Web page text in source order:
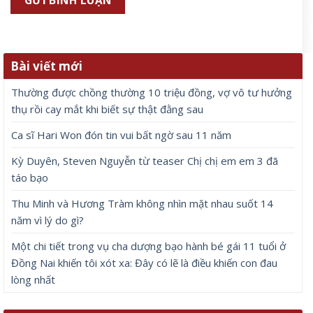
Bài viết mới
Thường được chồng thường 10 triệu đồng, vợ vô tư hưởng
thụ rồi cay mắt khi biết sự thật đằng sau
Ca sĩ Hari Won đón tin vui bất ngờ sau 11 năm
Kỳ Duyên, Steven Nguyễn từ teaser Chị chị em em 3 đã
táo bạo
Thu Minh và Hương Tràm không nhìn mặt nhau suốt 14
năm vì lý do gì?
Một chi tiết trong vụ cha dượng bạo hành bé gái 11 tuổi ở
Đồng Nai khiến tôi xót xa: Đây có lẽ là điều khiến con đau
lòng nhất